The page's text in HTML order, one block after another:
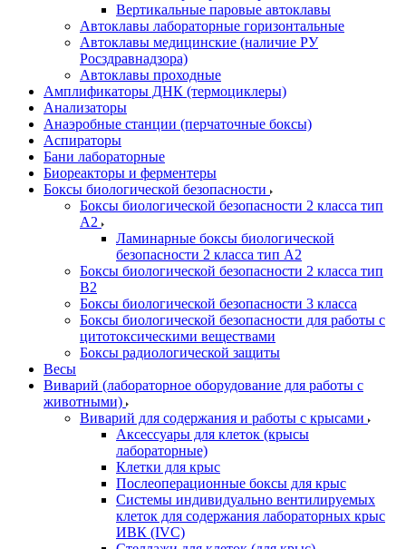
Вертикальные паровые автоклавы
Автоклавы лабораторные горизонтальные
Автоклавы медицинские (наличие РУ
Росздравнадзора)
Автоклавы проходные
Амплификаторы ДНК (термоциклеры)
Анализаторы
Анаэробные станции (перчаточные боксы)
Аспираторы
Бани лабораторные
Биореакторы и ферментеры
Боксы биологической безопасности
Боксы биологической безопасности 2 класса тип
A2
Ламинарные боксы биологической
безопасности 2 класса тип A2
Боксы биологической безопасности 2 класса тип
B2
Боксы биологической безопасности 3 класса
Боксы биологической безопасности для работы с
цитотоксическими веществами
Боксы радиологической защиты
Весы
Виварий (лабораторное оборудование для работы с
животными)
Виварий для содержания и работы с крысами
Аксессуары для клеток (крысы
лабораторные)
Клетки для крыс
Послеоперационные боксы для крыс
Системы индивидуально вентилируемых
клеток для содержания лабораторных крыс
ИВК (IVC)